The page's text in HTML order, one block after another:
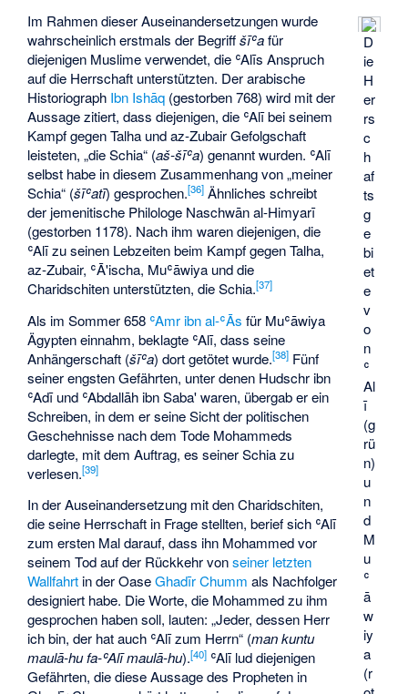
D
ie
H
er
rs
c
h
af
ts
g
e
bi
et
e
v
o
n
ʿ
Al
ī
(g
rü
n)
u
n
d
M
u
ʿ
ā
w
iy
a
(r
Im Rahmen dieser Auseinandersetzungen wurde
wahrscheinlich erstmals der Begriffšīʿafür
diejenigen Muslime verwendet, die ʿAlīs Anspruch
auf die Herrschaft unterstützten. Der arabische
Historiograph Ibn Ishāq (gestorben 768) wird mit der
Aussage zitiert, dass diejenigen, die ʿAlī bei seinem
Kampf gegen Talha und az-Zubair Gefolgschaft
leisteten, „die Schia“ (aš-šīʿa) genannt wurden. ʿAlī
selbst habe in diesem Zusammenhang von „meiner
Schia“ (šīʿatī) gesprochen.[36] Ähnliches schreibt
der jemenitische Philologe Naschwān al-Himyarī
(gestorben 1178). Nach ihm waren diejenigen, die
ʿAlī zu seinen Lebzeiten beim Kampf gegen Talha,
az-Zubair, ʿĀ'ischa, Muʿāwiya und die
Charidschiten unterstützten, die Schia.[37]
Als im Sommer 658 ʿAmr ibn al-ʿĀs für Muʿāwiya
Ägypten einnahm, beklagte ʿAlī, dass seine
Anhängerschaft (šīʿa) dort getötet wurde.[38] Fünf
seiner engsten Gefährten, unter denen Hudschr ibn
ʿAdīund ʿAbdallāh ibn Saba' waren, übergab er ein
Schreiben, in dem er seine Sicht der politischen
Geschehnisse nach dem Tode Mohammeds
darlegte, mit dem Auftrag, es seiner Schia zu
verlesen.[39]
In der Auseinandersetzung mit den Charidschiten,
die seine Herrschaft in Frage stellten, berief sich ʿAlī
zum ersten Mal darauf, dass ihn Mohammed vor
seinem Tod auf der Rückkehr vonseiner letzten
Wallfahrt in der OaseGhadīr Chumm als Nachfolger
designiert habe. Die Worte, die Mohammed zu ihm
gesprochen haben soll, lauten: „Jeder, dessen Herr
ich bin, der hat auch ʿAlī zum Herrn“ (man kuntu
maulā-hu fa-ʿAlī maulā-hu).[40] ʿAlī lud diejenigen
Gefährten, die diese Aussage des Propheten in